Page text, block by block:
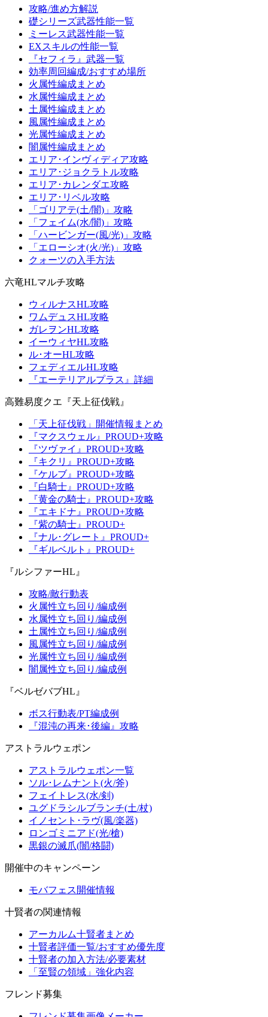
攻略/進め方解説
礎シリーズ武器性能一覧
ミーレス武器性能一覧
EXスキルの性能一覧
『セフィラ』武器一覧
効率周回編成/おすすめ場所
火属性編成まとめ
水属性編成まとめ
土属性編成まとめ
風属性編成まとめ
光属性編成まとめ
闇属性編成まとめ
エリア･インヴィディア攻略
エリア･ジョクラトル攻略
エリア･カレンダエ攻略
エリア･リベル攻略
「ゴリアテ(土/闇)」攻略
「フェイム(水/闇)」攻略
「ハービンガー(風/光)」攻略
「エローシオ(火/光)」攻略
クォーツの入手方法
六竜HLマルチ攻略
ウィルナスHL攻略
ワムデュスHL攻略
ガレヲンHL攻略
イーウィヤHL攻略
ル･オーHL攻略
フェディエルHL攻略
『エーテリアルプラス』詳細
高難易度クエ『天上征伐戦』
「天上征伐戦」開催情報まとめ
『マクスウェル』PROUD+攻略
『ツヴァイ』PROUD+攻略
『キクリ』PROUD+攻略
『ケルブ』PROUD+攻略
『白騎士』PROUD+攻略
『黄金の騎士』PROUD+攻略
『エキドナ』PROUD+攻略
『紫の騎士』PROUD+
『ナル･グレート』PROUD+
『ギルベルト』PROUD+
『ルシファーHL』
攻略/敵行動表
火属性立ち回り/編成例
水属性立ち回り/編成例
土属性立ち回り/編成例
風属性立ち回り/編成例
光属性立ち回り/編成例
闇属性立ち回り/編成例
『ベルゼバブHL』
ボス行動表/PT編成例
『混沌の再来･後編』攻略
アストラルウェポン
アストラルウェポン一覧
ソル･レムナント(火/斧)
フェイトレス(水/剣)
ユグドラシルブランチ(土/杖)
イノセント･ラヴ(風/楽器)
ロンゴミニアド(光/槍)
黒銀の滅爪(闇/格闘)
開催中のキャンペーン
モバフェス開催情報
十賢者の関連情報
アーカルム十賢者まとめ
十賢者評価一覧/おすすめ優先度
十賢者の加入方法/必要素材
「至賢の領域」強化内容
フレンド募集